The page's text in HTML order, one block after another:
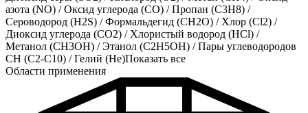
азота (NO) /Оксид углерода (CO) /Пропан (C3H8) /
Сероводород (H2S) /Формальдегид (CH2O) / Хлор (Cl2) /
Диоксид углерода (CO2) / Хлористый водород (HCl) /
Метанол (CH3OH) /Этанол (C2H5OH) /Пары углеводородов
CH (C2-C10) /Гелий (He)Показать все
Области применения